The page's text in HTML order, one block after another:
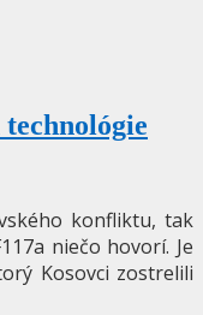
konfliktu, tak
niečo hovorí. Je
Kosovci zostrelili